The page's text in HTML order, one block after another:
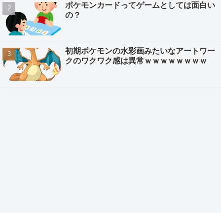
ポケモンカードってゲームとしては面白い
の？
初期ポケモンの水彩画みたいなアートワー
クのワクワク感は異常ｗｗｗｗｗｗｗｗ